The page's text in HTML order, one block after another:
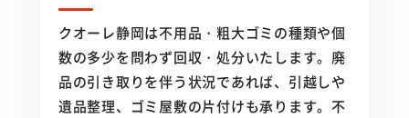
クオーレ静岡は不用品・粗大ゴミの種類や個
数の多少を問わず回収・処分いたします。廃
品の引き取りを伴う状況であれば、引越しや
遺品整理、ゴミ屋敷の片付けも承ります。不